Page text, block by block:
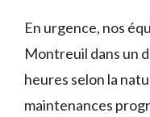
En urgence, nos
Montreuil dans un
heures selon la
maintenances